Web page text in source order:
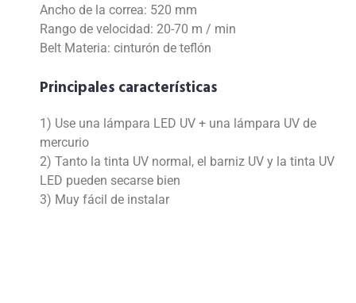
Ancho de la correa: 520 mm
Rango de velocidad: 20-70 m / min
Belt Materia: cinturón de teflón
Principales características
1) Use una lámpara LED UV + una lámpara UV de
mercurio
2) Tanto la tinta UV normal, el barniz UV y la tinta UV
LED pueden secarse bien
3) Muy fácil de instalar